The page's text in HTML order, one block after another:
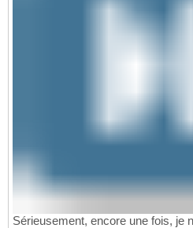
Sérieusement, encore une fois, je